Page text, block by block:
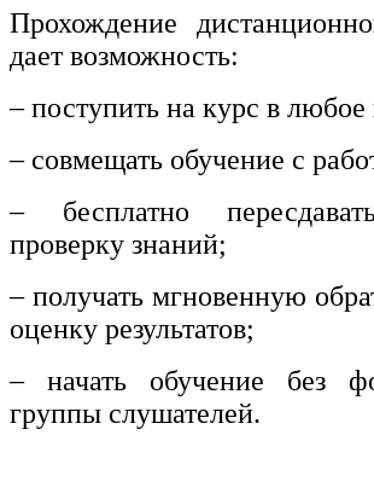
Прохождение
дает возможность:
– поступить на курс в любое
– совмещать обучение с
– бесплатно
проверку знаний;
– получать мгновенную
оценку результатов;
– начать обучение без
группы слушателей.